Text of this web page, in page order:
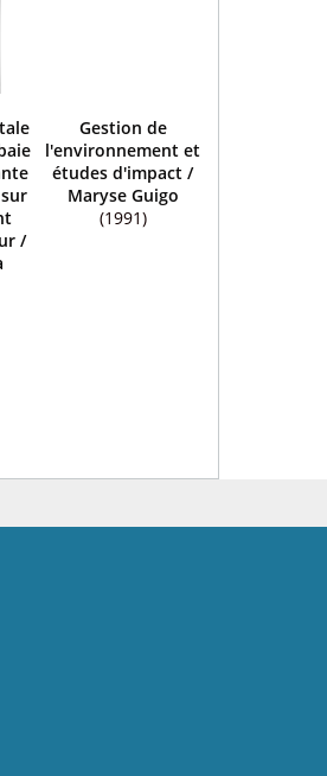
/
Gestion de
l'environnement et
études d'impact /
Maryse Guigo
(1991)